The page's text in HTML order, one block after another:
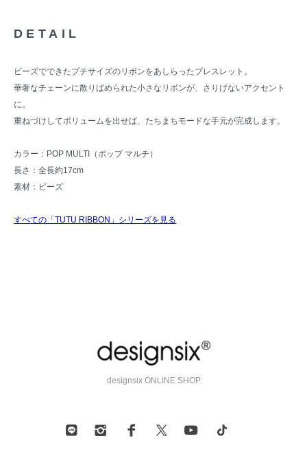
DETAIL
ビーズでできたプチサイズのリボンをあしらったブレスレット。
華奢なチェーンに散りばめられた小さなリボンが、さりげないアクセント
に。
重ねづけしてボリュームを出せば、たちまちモードな手元が完成します。
カラー：POP MULTI（ポップ マルチ）
長さ：全長約17cm
素材：ビーズ
すべての「TUTU RIBBON」シリーズを見る
designsix ONLINE SHOP